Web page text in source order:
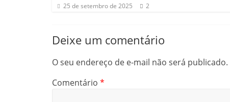
25 de setembro de 2025 2
Deixe um comentário
O seu endereço de e-mail não será publicado.
Comentário *